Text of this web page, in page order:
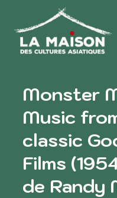
Monster
Music
classic
Films
de Randy